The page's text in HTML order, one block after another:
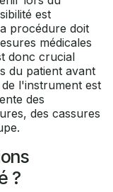
est
procédure doit
médicales
donc crucial
du patient avant
l'instrument est
des
des cassures
?